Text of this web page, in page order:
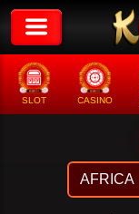
SLOT CASINO